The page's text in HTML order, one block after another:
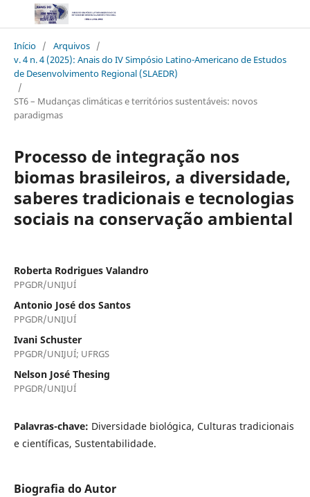
Início / Arquivos /
v. 4 n. 4 (2025): Anais do IV Simpósio Latino-Americano de Estudos
de Desenvolvimento Regional (SLAEDR)
/
ST6 – Mudanças climáticas e territórios sustentáveis: novos
paradigmas
Processo de integração nos
biomas brasileiros, a diversidade,
saberes tradicionais e tecnologias
sociais na conservação ambiental
Roberta Rodrigues Valandro
PPGDR/UNIJUÍ
Antonio José dos Santos
PPGDR/UNIJUÍ
Ivani Schuster
PPGDR/UNIJUÍ; UFRGS
Nelson José Thesing
PPGDR/UNIJUÍ
Palavras-chave: Diversidade biológica, Culturas tradicionais
e científicas, Sustentabilidade.
Biografia do Autor